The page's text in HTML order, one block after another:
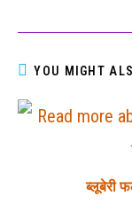
YOU MIGHT
ब्लूबेरी